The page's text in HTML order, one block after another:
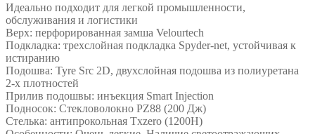
Идеально подходит для легкой промышленности,
обслуживания и логистики
Верх: перфорированная замша Velourtech
Подкладка: трехслойная подкладка Spyder-net, устойчивая к
истиранию
Подошва: Tyre Src 2D, двухслойная подошва из полиуретана
2-х плотностей
Прилив подошвы: инъекция Smart Injection
Подносок: Стекловолокно PZ88 (200 Дж)
Стелька: антипрокольная Txzero (1200Н)